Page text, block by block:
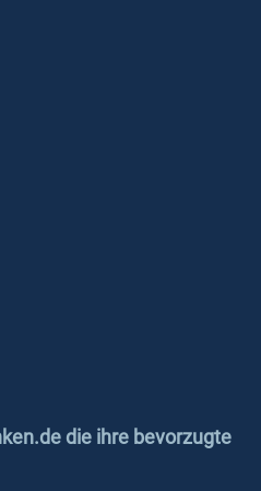
die ihre bevorzugte